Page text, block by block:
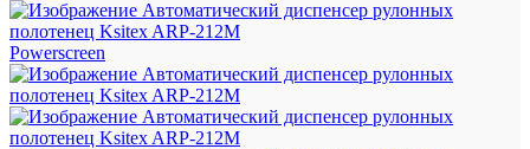
Powerscreen